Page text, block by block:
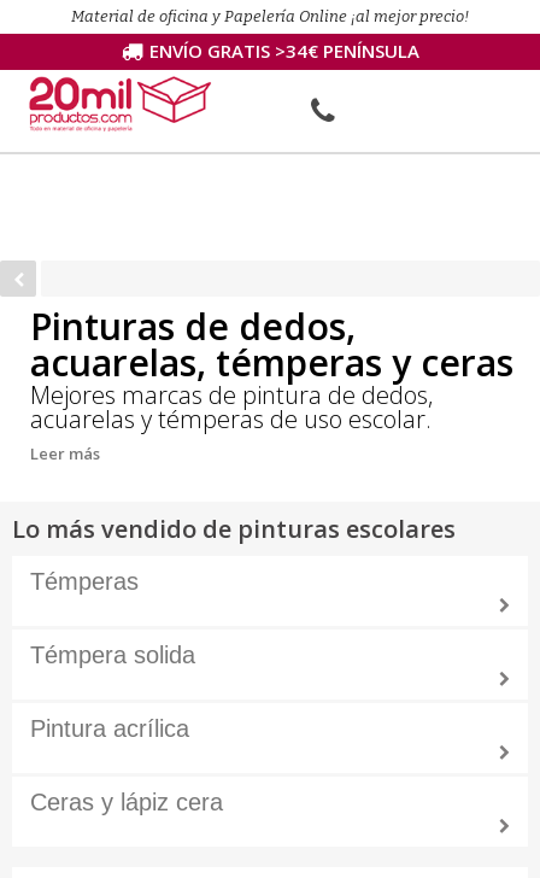
Material de oficina y Papelería Online ¡al mejor precio!
ENVÍO GRATIS >34€ PENÍNSULA
Pinturas de dedos,
acuarelas, témperas y ceras
Mejores marcas de pintura de dedos,
acuarelas y témperas de uso escolar.
Leer más
Lo más vendido de pinturas escolares
Témperas
Témpera solida
Pintura acrílica
Ceras y lápiz cera